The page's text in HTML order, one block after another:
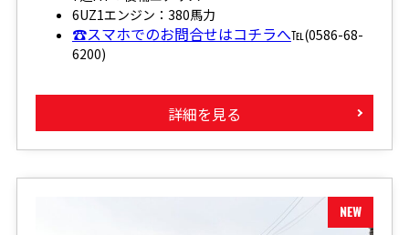
6UZ1エンジン：380馬力
☎スマホでのお問合せはコチラへ℡(0586-68-
6200)
詳細を見る